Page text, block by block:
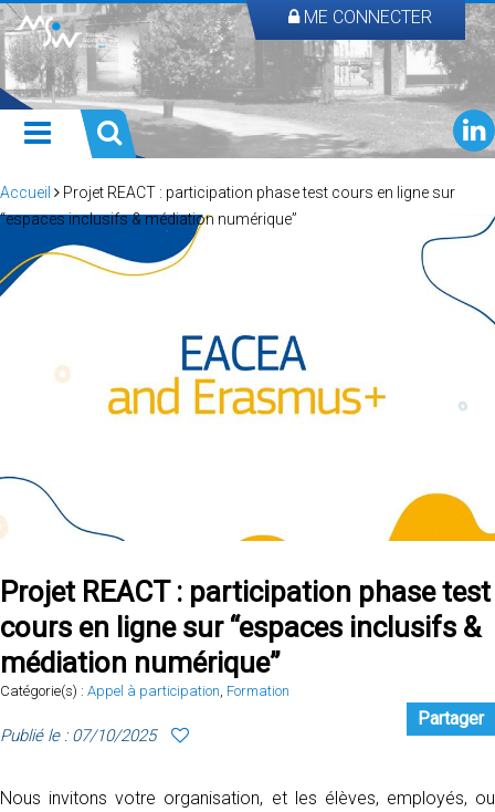
ME CONNECTER
Accueil
Projet REACT : participation phase test cours en ligne sur
“espaces inclusifs & médiation numérique”
Projet REACT : participation phase test
cours en ligne sur “espaces inclusifs &
médiation numérique”
Catégorie(s) : Appel à participation Formation
Publié le : 07/10/2025
Partager
Nous invitons votre organisation, et les élèves, employés, ou